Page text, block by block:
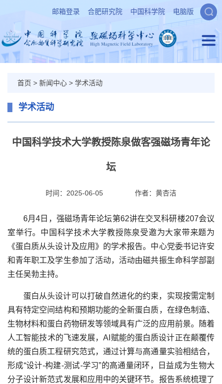
邮箱登录 合肥研究院 中国科学院 电脑版
首页 > 新闻中心 > 学术活动
学术活动
中国科学技术大学教授陈泉做客强磁场青年论
坛
时间：2025-06-05 作者： 黄杏洁
6月4日，强磁场青年论坛第62讲在交叉科研楼207会议
室举行。中国科学技术大学教授陈泉受邀为大家带来题为
《蛋白质从头设计及应用》的学术报告。中心党委书记许安
和青年职工及学生参加了活动，活动由磁共振生命科学部副
主任吴勃主持。
蛋白从头设计可以打破自然进化的约束，实现按需定制
具有特定空间结构和预期功能的全新蛋白质，在绿色制造、
生物材料和蛋白药物研发等领域具有广泛的应用前景。随着
人工智能技术的飞速发展，AI赋能的蛋白质设计正在颠覆传
统的蛋白质工程研究范式，通过计算与高通量实验相结合，
形成“设计-构建-测试-学习”的高通量闭环，日益成为生物大
分子设计新范式发展和应用中的关键环节。报告系统梳理了